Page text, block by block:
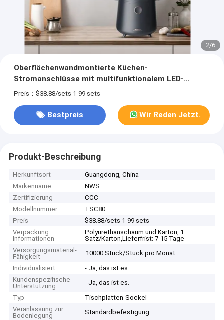
3/6
Oberflächenwandmontierte Küchen-
Stromanschlüsse mit multifunktionalem LED-
Streckanschluss
Preis：$38.88/sets 1-99 sets
Bestpreis Wir Reden Jetzt.
Produkt-Beschreibung
Herkunftsort
Guangdong, China
Markenname
NWS
Zertifizierung
CCC
Modellnummer
TSC80
Preis
$38.88/sets 1-99 sets
Verpackung
Informationen
Polyurethanschaum und Karton, 1
Satz/Karton,Lieferfrist: 7-15 Tage
Versorgungsmaterial-
Fähigkeit
10000 Stück/Stück pro Monat
Individualisiert
- Ja, das ist es.
Kundenspezifische
Unterstützung
- Ja, das ist es.
Typ
Tischplatten-Sockel
Veranlassung zur
Bodenlegung
Standardbefestigung